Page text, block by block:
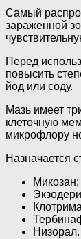
Самый
зараженной
Перед
повысить
йод или соду.
Мазь имеет
клеточную
микрофлору
Назначается
Микозан;
Низорал.